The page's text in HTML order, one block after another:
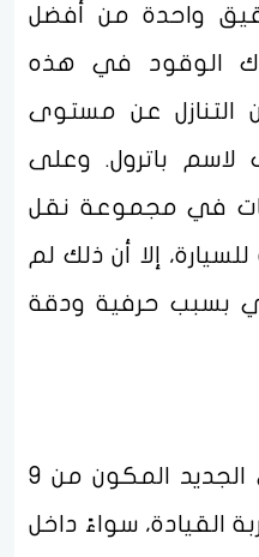
واحدة من أفضل
الوقود في هذه
التنازل عن مستوى
لاسم باترول. وعلى
في مجموعة نقل
إلا أن ذلك لم
بسبب حرفية ودقة
يعمل ناقل الحركة الآلي الجديد المكون من 9
القيادة، سواءً داخل